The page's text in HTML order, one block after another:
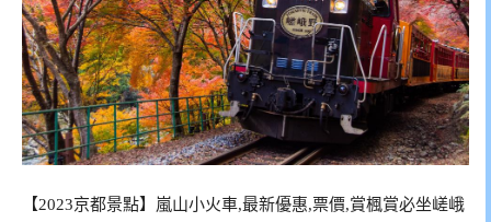
【2023京都景點】嵐山小火車,最新優惠,票價,賞楓賞必坐嵯峨